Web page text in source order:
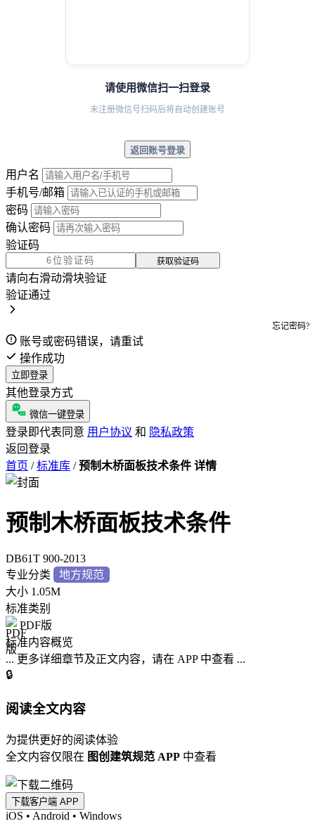
请使用微信扫一扫登录
未注册微信号扫码后将自动创建账号
返回账号登录
用户名
手机号/邮箱
密码
确认密码
验证码
获取验证码
请向右滑动滑块验证
验证通过
忘记密码?
账号或密码错误，请重试
操作成功
立即登录
其他登录方式
微信一键登录
登录即代表同意 用户协议 和 隐私政策
返回登录
首页 / 标准库 / 预制木桥面板技术条件 详情
预制木桥面板技术条件
DB61T 900-2013
专业分类
地方规范
大小 1.05M
标准类别
PDF版
标准内容概览
... 更多详细章节及正文内容，请在 APP 中查看 ...
🔒
阅读全文内容
为提供更好的阅读体验
全文内容仅限在 图创建筑规范 APP 中查看
下载客户端 APP
iOS • Android • Windows